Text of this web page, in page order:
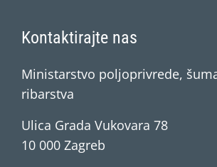
Kontaktirajte nas
Ministarstvo poljoprivrede,
ribarstva
Ulica Grada Vukovara 78
10 000 Zagreb